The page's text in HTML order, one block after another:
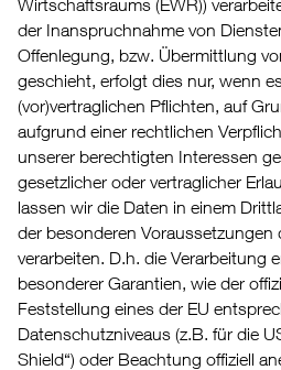
Wirtschaftsraums (EWR))
der Inanspruchnahme von
Offenlegung, bzw. Übermittlung
geschieht, erfolgt dies nur, wenn
(vor)vertraglichen Pflichten, auf
aufgrund einer rechtlichen
unserer berechtigten Interessen
gesetzlicher oder vertraglicher
lassen wir die Daten in einem
der besonderen Voraussetzungen
verarbeiten. D.h. die Verarbeitung
besonderer Garantien, wie der
Feststellung eines der EU
Datenschutzniveaus (z.B. für die
Shield“) oder Beachtung offiziell